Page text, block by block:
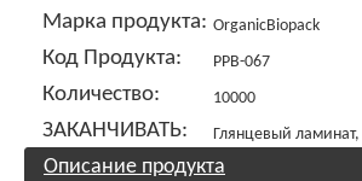
Марка продукта: OrganicBiopack
Код Продукта: PPB-067
Количество: 10000
ЗАКАНЧИВАТЬ: Глянцевый
Описание продукта